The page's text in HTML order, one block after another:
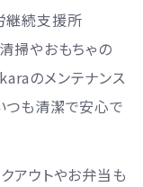
継続支援所
掃やおもちゃの
のメンテナンス
つも清潔で安心で
アウトやお弁当も